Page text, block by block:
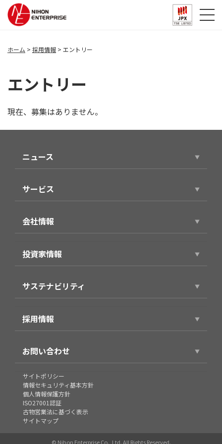
ホーム 採用情報 エントリー
エントリー
現在、募集はありません。
ニュース
サービス
スマホアプリ（個人向け）
製品・サービス（法人向け）
事例紹介
会社情報
代表ごあいさつ
役員プロフィール
企業理念・パーパス
会社概要
沿革
グループ
投資家情報
経営方針
財務業績情報
株式情報
IRライブラリ
個人投資家の皆様へ
IRカレンダー
サステナビリティ
環境
社会
企業統治
採用情報
新卒採用
キャリア採用
契約社員/アルバイト
エントリー
お問い合わせ
お問い合わせ
コンテンツ料金未納・督促状に関するお問い合わせ
サイトポリシー
情報セキュリティ基本方針
個人情報保護方針
ISO27001認証
古物営業法に基づく表示
サイトマップ
© Nihon Enterprise Co., Ltd. All Rights Reserved.